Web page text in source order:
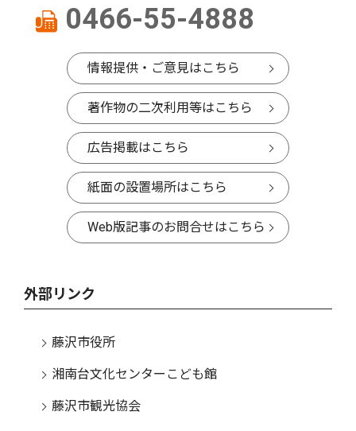
0466-55-4888
情報提供・ご意見はこちら
著作物の二次利用等はこちら
広告掲載はこちら
紙面の設置場所はこちら
Web版記事のお問合せはこちら
外部リンク
藤沢市役所
湘南台文化センターこども館
藤沢市観光協会